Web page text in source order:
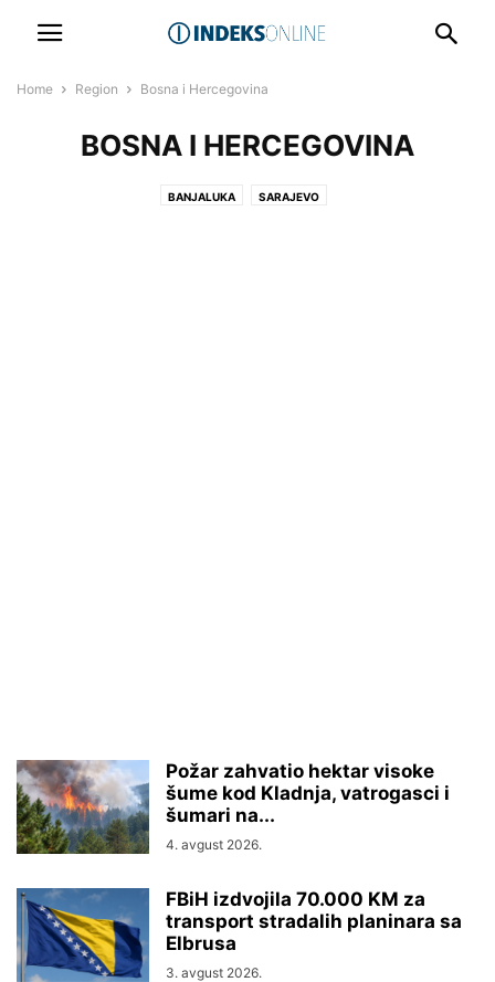
Home Region Bosna i Hercegovina
BOSNA I HERCEGOVINA
BANJALUKA SARAJEVO
Požar zahvatio hektar visoke
šume kod Kladnja, vatrogasci i
šumari na...
4. avgust 2026.
FBiH izdvojila 70.000 KM za
transport stradalih planinara sa
Elbrusa
3. avgust 2026.